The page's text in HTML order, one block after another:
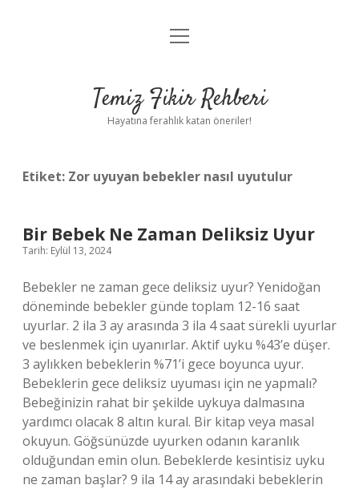
Anasayfa
Yasal Uyarı
menüyü
Temiz Fikir Rehberi
Hayatına ferahlık katan öneriler!
Etiket: Zor uyuyan bebekler nasıl uyutulur
Bir Bebek Ne Zaman Deliksiz Uyur
Tarih: Eylül 13, 2024
Bebekler ne zaman gece deliksiz uyur? Yenidoğan
döneminde bebekler günde toplam 12-16 saat
uyurlar. 2 ila 3 ay arasında 3 ila 4 saat sürekli uyurlar
ve beslenmek için uyanırlar. Aktif uyku %43’e düşer.
3 aylıkken bebeklerin %71’i gece boyunca uyur.
Bebeklerin gece deliksiz uyuması için ne yapmalı?
Bebeğinizin rahat bir şekilde uykuya dalmasına
yardımcı olacak 8 altın kural. Bir kitap veya masal
okuyun. Göğsünüzde uyurken odanın karanlık
olduğundan emin olun. Bebeklerde kesintisiz uyku
ne zaman başlar? 9 ila 14 ay arasındaki bebeklerin